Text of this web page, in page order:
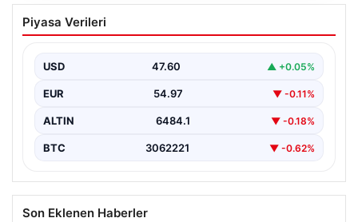
İlginç olay: Sandalye çekti, aracın park
etmesine izin vermedi
Otomobilin Park Etmesine Tepkili Çalışan Arasında
Gerginlik Yaşandı",…
Piyasa Verileri
USD 47.60 ▲ +0.05%
EUR 54.97 ▼ -0.11%
ALTIN 6484.1 ▼ -0.18%
BTC 3062221 ▼ -0.62%
Son Eklenen Haberler